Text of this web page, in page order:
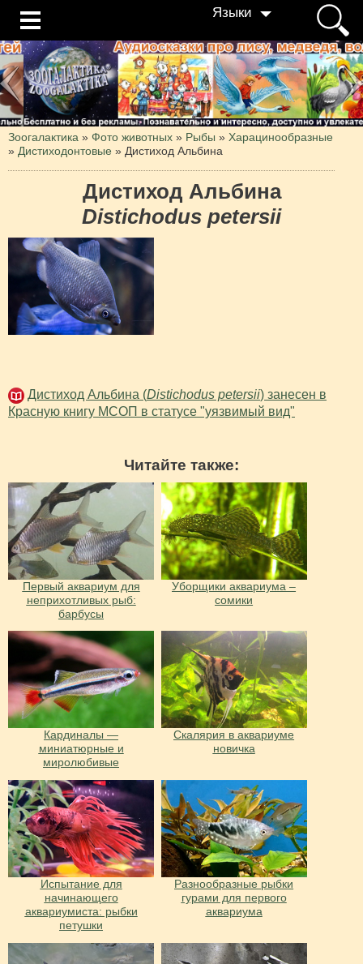
Языки
Зоогалактика » Фото животных » Рыбы » Харацинообразные
» Дистиходонтовые » Дистиход Альбина
Дистиход Альбина
Distichodus petersii
Дистиход Альбина (Distichodus petersii) занесен в
Красную книгу МСОП в статусе "уязвимый вид"
Читайте также:
Первый аквариум для
неприхотливых рыб:
барбусы
Уборщики аквариума –
сомики
Кардиналы —
миниатюрные и
миролюбивые
Скалярия в аквариуме
новичка
Испытание для
начинающего
аквариумиста: рыбки
петушки
Разнообразные рыбки
гурами для первого
аквариума